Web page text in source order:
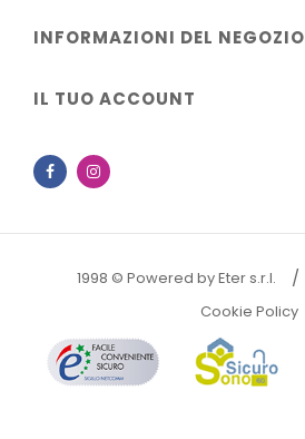
INFORMAZIONI DEL NEGOZIO
IL TUO ACCOUNT
Facebook
1998 © Powered by Eter s.r.l.
Cookie Policy